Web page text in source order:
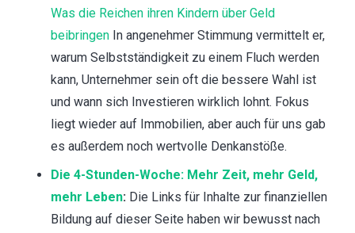
Was die Reichen ihren Kindern über Geld
beibringen In angenehmer Stimmung vermittelt er,
warum Selbstständigkeit zu einem Fluch werden
kann, Unternehmer sein oft die bessere Wahl ist
und wann sich Investieren wirklich lohnt. Fokus
liegt wieder auf Immobilien, aber auch für uns gab
es außerdem noch wertvolle Denkanstöße.
Die 4-Stunden-Woche: Mehr Zeit, mehr Geld,
mehr Leben: Die Links für Inhalte zur finanziellen
Bildung auf dieser Seite haben wir bewusst nach